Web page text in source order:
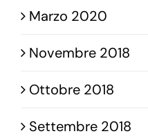
Marzo 2020
Novembre 2018
Ottobre 2018
Settembre 2018